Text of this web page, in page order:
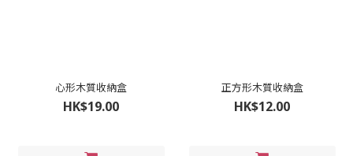
心形木質收納盒
HK$19.00
正方形木質收納盒
HK$12.00